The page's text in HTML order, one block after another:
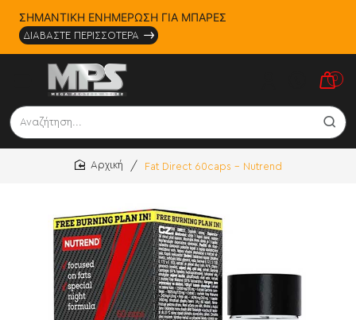
ΣΗΜΑΝΤΙΚΗ ΕΝΗΜΕΡΩΣΗ ΓΙΑ ΜΠΑΡΕΣ
ΔΙΑΒΑΣΤΕ ΠΕΡΙΣΣΟΤΕΡΑ
0
Αναζήτηση...
Fat Direct 60caps - Nutrend